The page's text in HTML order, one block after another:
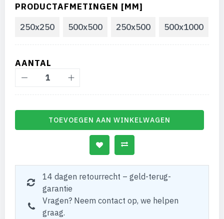
PRODUCTAFMETINGEN [MM]
250x250
500x500 250x500 500x1000
AANTAL
TOEVOEGEN AAN WINKELWAGEN
14 dagen retourrecht – geld-terug-
garantie
Vragen? Neem contact op, we helpen
graag.